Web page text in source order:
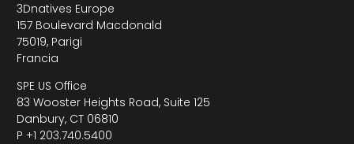
3Dnatives Europe
157 Boulevard Macdonald
75019, Parigi
Francia
SPE US Office
83 Wooster Heights Road, Suite 125
Danbury, CT 06810
P +1 203.740.5400